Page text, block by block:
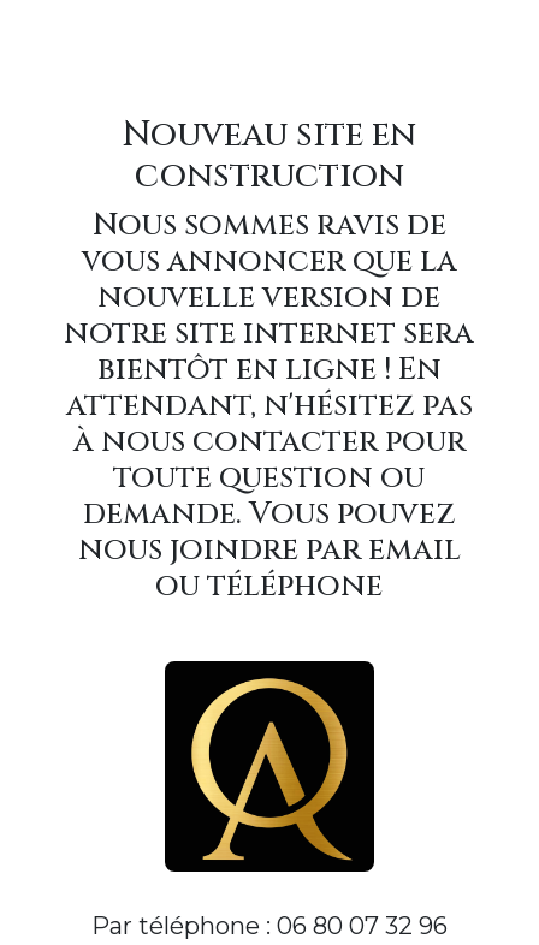
Nouveau site en
construction
Nous sommes ravis de
vous annoncer que la
nouvelle version de
notre site internet sera
bientôt en ligne ! En
attendant, n'hésitez pas
à nous contacter pour
toute question ou
demande. Vous pouvez
nous joindre par email
ou téléphone
Par téléphone : 06 80 07 32 96